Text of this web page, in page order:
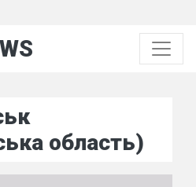
область)